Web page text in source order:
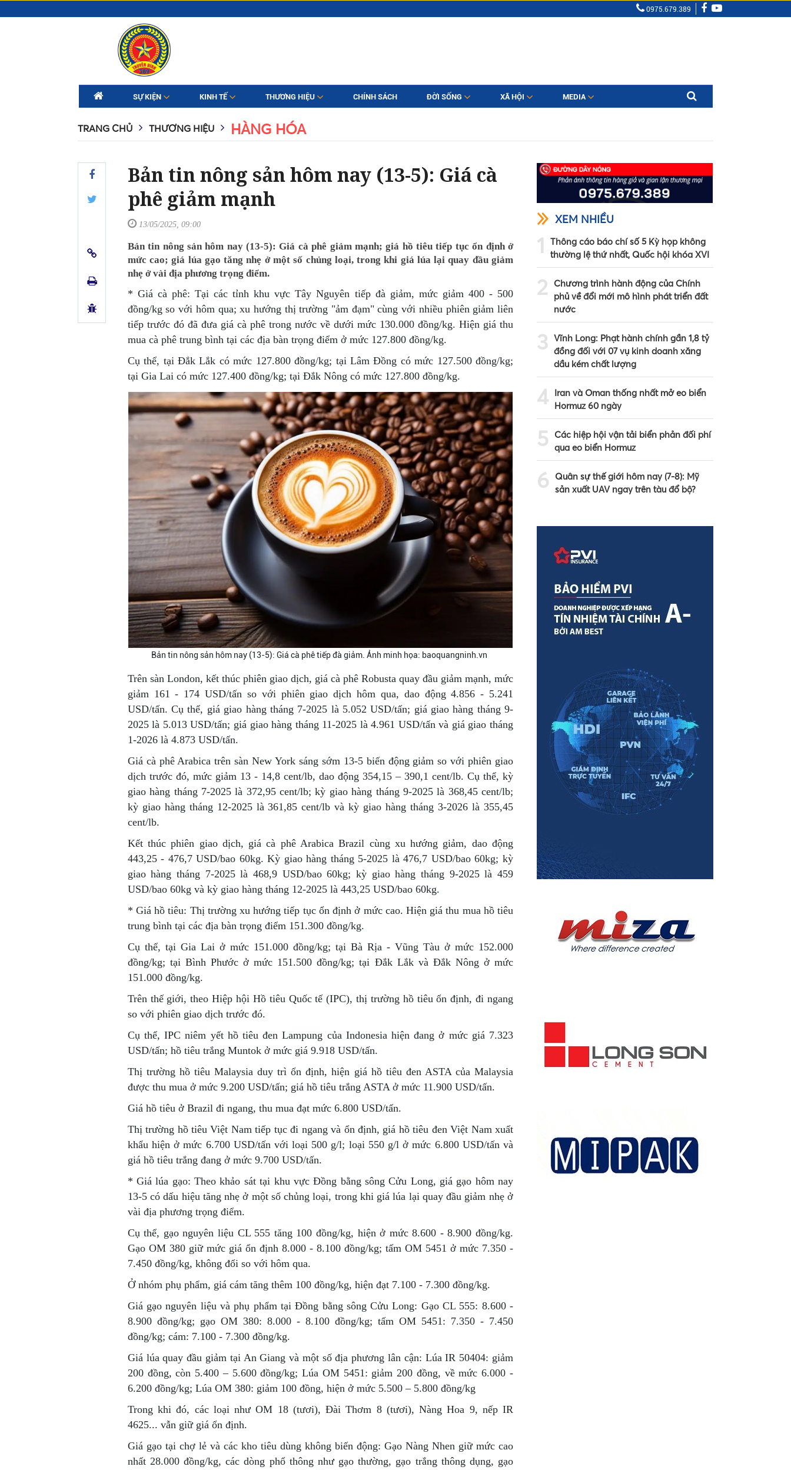
0975.679.389
SỰ KIỆN KINH TẾ THƯƠNG HIỆU CHÍNH SÁCH ĐỜI SỐNG XÃ HỘI MEDIA
TRANG CHỦ THƯƠNG HIỆU HÀNG HÓA
Bản tin nông sản hôm nay (13-5): Giá cà
phê giảm mạnh
13/05/2025, 09:00
Bản tin nông sản hôm nay (13-5): Giá cà phê giảm mạnh; giá hồ tiêu tiếp tục ổn định ở
mức cao; giá lúa gạo tăng nhẹ ở một số chủng loại, trong khi giá lúa lại quay đầu giảm
nhẹ ở vài địa phương trọng điểm.
* Giá cà phê:Tại các tỉnh khu vực Tây Nguyên tiếp đà giảm, mức giảm 400 - 500
đồng/kg so với hôm qua; xu hướng thị trường "ảm đạm" cùng với nhiều phiên giảm liên
tiếp trước đó đã đưa giá cà phê trong nước về dưới mức 130.000 đồng/kg. Hiện giá thu
mua cà phê trung bình tại các địa bàn trọng điểm ở mức 127.800 đồng/kg.
Cụ thể, tại Đắk Lắk có mức 127.800 đồng/kg; tại Lâm Đồng có mức 127.500 đồng/kg;
tại Gia Lai có mức 127.400 đồng/kg; tại Đắk Nông có mức 127.800 đồng/kg.
Bản tin nông sản hôm nay (13-5): Giá cà phê tiếp đà giảm. Ảnh minh họa: baoquangninh.vn
Trên sàn London, kết thúc phiên giao dịch, giá cà phê Robusta quay đầu giảm mạnh, mức
giảm 161 - 174 USD/tấn so với phiên giao dịch hôm qua, dao động 4.856 - 5.241
USD/tấn. Cụ thể, giá giao hàng tháng 7-2025 là 5.052 USD/tấn; giá giao hàng tháng 9-
2025 là 5.013 USD/tấn; giá giao hàng tháng 11-2025 là 4.961 USD/tấn và giá giao tháng
1-2026 là 4.873 USD/tấn.
Giá cà phê Arabica trên sàn New York sáng sớm 13-5 biến động giảm so với phiên giao
dịch trước đó, mức giảm 13 - 14,8 cent/lb, dao động 354,15 – 390,1 cent/lb. Cụ thể, kỳ
giao hàng tháng 7-2025 là 372,95 cent/lb; kỳ giao hàng tháng 9-2025 là 368,45 cent/lb;
kỳ giao hàng tháng 12-2025 là 361,85 cent/lb và kỳ giao hàng tháng 3-2026 là 355,45
cent/lb.
Kết thúc phiên giao dịch, giá cà phê Arabica Brazil cùng xu hướng giảm, dao động
443,25 - 476,7 USD/bao 60kg. Kỳ giao hàng tháng 5-2025 là 476,7 USD/bao 60kg; kỳ
giao hàng tháng 7-2025 là 468,9 USD/bao 60kg; kỳ giao hàng tháng 9-2025 là 459
USD/bao 60kg và kỳ giao hàng tháng 12-2025 là 443,25 USD/bao 60kg.
* Giá hồ tiêu: Thị trường xu hướng tiếp tục ổn định ở mức cao. Hiện giá thu mua hồ tiêu
trung bình tại các địa bàn trọng điểm 151.300 đồng/kg.
Cụ thể, tại Gia Lai ở mức 151.000 đồng/kg; tại Bà Rịa - Vũng Tàu ở mức 152.000
đồng/kg; tại Bình Phước ở mức 151.500 đồng/kg; tại Đắk Lắk và Đắk Nông ở mức
151.000 đồng/kg.
Trên thế giới, theo Hiệp hội Hồ tiêu Quốc tế (IPC), thị trường hồ tiêu ổn định, đi ngang
so với phiên giao dịch trước đó.
Cụ thể, IPC niêm yết hồ tiêu đen Lampung của Indonesia hiện đang ở mức giá 7.323
USD/tấn; hồ tiêu trắng Muntok ở mức giá 9.918 USD/tấn.
Thị trường hồ tiêu Malaysia duy trì ổn định, hiện giá hồ tiêu đen ASTA của Malaysia
được thu mua ở mức 9.200 USD/tấn; giá hồ tiêu trắng ASTA ở mức 11.900 USD/tấn.
Giá hồ tiêu ở Brazil đi ngang, thu mua đạt mức 6.800 USD/tấn.
Thị trường hồ tiêu Việt Nam tiếp tục đi ngang và ổn định, giá hồ tiêu đen Việt Nam xuất
khẩu hiện ở mức 6.700 USD/tấn với loại 500 g/l; loại 550 g/l ở mức 6.800 USD/tấn và
giá hồ tiêu trắng đang ở mức 9.700 USD/tấn.
* Giá lúa gạo: Theo khảo sát tại khu vực Đồng bằng sông Cửu Long, giá gạo hôm nay
13-5 có dấu hiệu tăng nhẹ ở một số chủng loại, trong khi giá lúa lại quay đầu giảm nhẹ ở
vài địa phương trọng điểm.
Cụ thể, gạo nguyên liệu CL 555 tăng 100 đồng/kg, hiện ở mức 8.600 - 8.900 đồng/kg.
Gạo OM 380 giữ mức giá ổn định 8.000 - 8.100 đồng/kg; tấm OM 5451 ở mức 7.350 -
7.450 đồng/kg, không đổi so với hôm qua.
Ở nhóm phụ phẩm, giá cám tăng thêm 100 đồng/kg, hiện đạt 7.100 - 7.300 đồng/kg.
Giá gạo nguyên liệu và phụ phẩm tại Đồng bằng sông Cửu Long: Gạo CL 555: 8.600 -
8.900 đồng/kg; gạo OM 380: 8.000 - 8.100 đồng/kg; tấm OM 5451: 7.350 - 7.450
đồng/kg; cám: 7.100 - 7.300 đồng/kg.
Giá lúa quay đầu giảm tại An Giang và một số địa phương lân cận: Lúa IR 50404: giảm
200 đồng, còn 5.400 – 5.600 đồng/kg; Lúa OM 5451: giảm 200 đồng, về mức 6.000 -
6.200 đồng/kg; Lúa OM 380: giảm 100 đồng, hiện ở mức 5.500 – 5.800 đồng/kg
Trong khi đó, các loại như OM 18 (tươi), Đài Thơm 8 (tươi), Nàng Hoa 9, nếp IR
4625... vẫn giữ giá ổn định.
Giá gạo tại chợ lẻ và các kho tiêu dùng không biến động: Gạo Nàng Nhen giữ mức cao
nhất 28.000 đồng/kg, các dòng phổ thông như gạo thường, gạo trắng thông dụng, gạo
XEM NHIỀU
1
Thông cáo báo chí số 5 Kỳ họp không
thường lệ thứ nhất, Quốc hội khóa XVI
2
Chương trình hành động của Chính
phủ về đổi mới mô hình phát triển đất
nước
3 Vĩnh Long: Phạt hành chính gần 1,8 tỷ
đồng đối với 07 vụ kinh doanh xăng
dầu kém chất lượng
4 Iran và Oman thống nhất mở eo biển
Hormuz 60 ngày
5
Các hiệp hội vận tải biển phản đối phí
qua eo biển Hormuz
6
Quân sự thế giới hôm nay (7-8): Mỹ
sản xuất UAV ngay trên tàu đổ bộ?